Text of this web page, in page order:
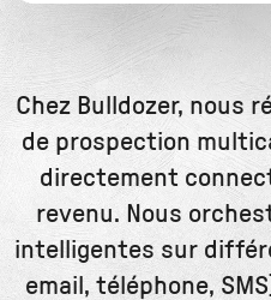
Chez Bulldozer, nous
de prospection
directement
revenu. Nous
intelligentes sur
email, téléphone,